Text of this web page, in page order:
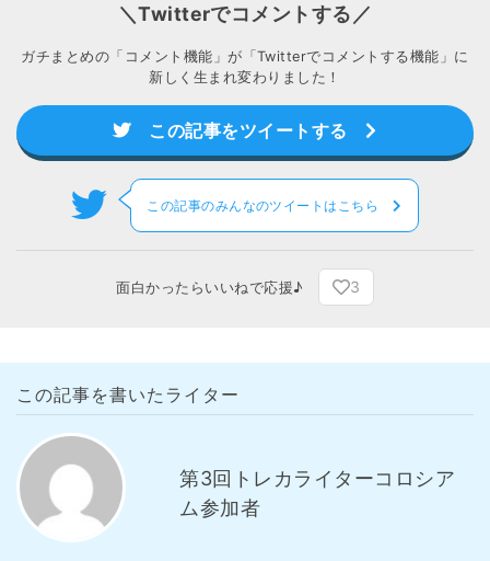
＼Twitterでコメントする／
ガチまとめの「コメント機能」が「Twitterでコメントする機能」に
新しく生まれ変わりました！
この記事をツイートする
この記事のみんなのツイートはこちら
面白かったらいいねで応援♪ 3
この記事を書いたライター
第3回トレカライターコロシア
ム参加者